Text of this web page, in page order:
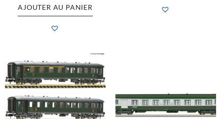
AJOUTER AU PANIER